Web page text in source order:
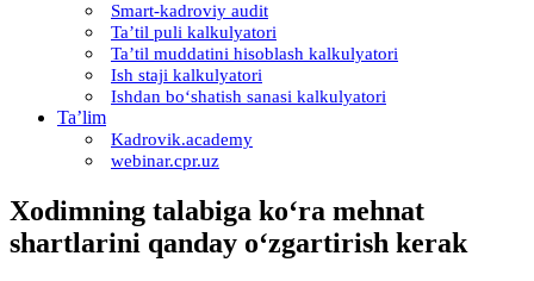
Smart-kadroviy audit
Ta’til puli kalkulyatori
Ta’til muddatini hisoblash kalkulyatori
Ish staji kalkulyatori
Ishdan boʻshatish sanasi kalkulyatori
Ta’lim
Kadrovik.academy
webinar.cpr.uz
Xodimning talabiga koʻra mehnat
shartlarini qanday oʻzgartirish kerak